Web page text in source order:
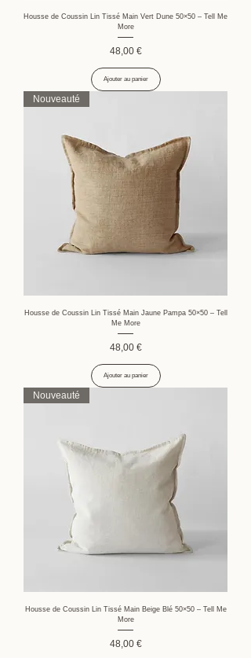
Housse de Coussin Lin Tissé Main Vert Dune 50×50 – Tell Me
More
Prix
48,00 €
Ajouter au panier
Nouveauté
Housse de Coussin Lin Tissé Main Jaune Pampa 50×50 – Tell
Me More
Prix
48,00 €
Ajouter au panier
Nouveauté
Housse de Coussin Lin Tissé Main Beige Blé 50×50 – Tell Me
More
Prix
48,00 €